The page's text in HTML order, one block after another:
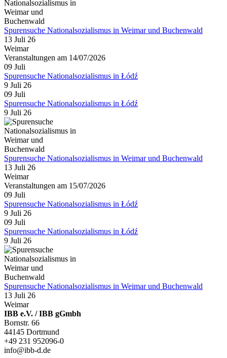
Spurensuche Nationalsozialismus in Weimar und Buchenwald
13 Juli 26
Weimar
Veranstaltungen am 14/07/2026
09 Juli
Spurensuche Nationalsozialismus in Łódź
9 Juli 26
09 Juli
Spurensuche Nationalsozialismus in Łódź
9 Juli 26
Spurensuche Nationalsozialismus in Weimar und Buchenwald
13 Juli 26
Weimar
Veranstaltungen am 15/07/2026
09 Juli
Spurensuche Nationalsozialismus in Łódź
9 Juli 26
09 Juli
Spurensuche Nationalsozialismus in Łódź
9 Juli 26
Spurensuche Nationalsozialismus in Weimar und Buchenwald
13 Juli 26
Weimar
IBB e.V. / IBB gGmbh
Bornstr. 66
44145 Dortmund
+49 231 952096-0
info@ibb-d.de